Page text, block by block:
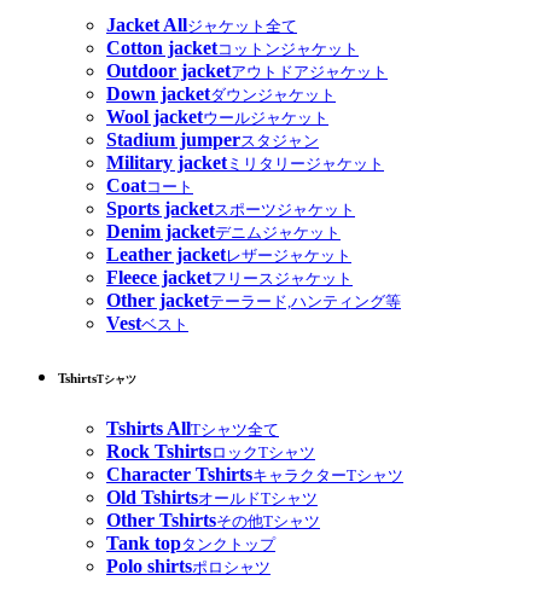
Jacket Allジャケット全て
Cotton jacketコットンジャケット
Outdoor jacketアウトドアジャケット
Down jacketダウンジャケット
Wool jacketウールジャケット
Stadium jumperスタジャン
Military jacketミリタリージャケット
Coatコート
Sports jacketスポーツジャケット
Denim jacketデニムジャケット
Leather jacketレザージャケット
Fleece jacketフリースジャケット
Other jacketテーラード,ハンティング等
Vestベスト
TshirtsTシャツ
Tshirts AllTシャツ全て
Rock TshirtsロックTシャツ
Character TshirtsキャラクターTシャツ
Old TshirtsオールドTシャツ
Other Tshirtsその他Tシャツ
Tank topタンクトップ
Polo shirtsポロシャツ